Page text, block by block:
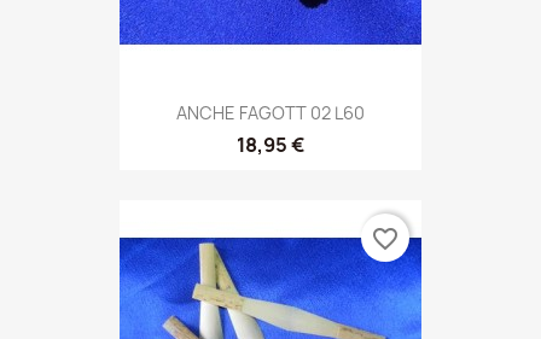
ANCHE FAGOTT 02 L60
18,95 €
favorite_border